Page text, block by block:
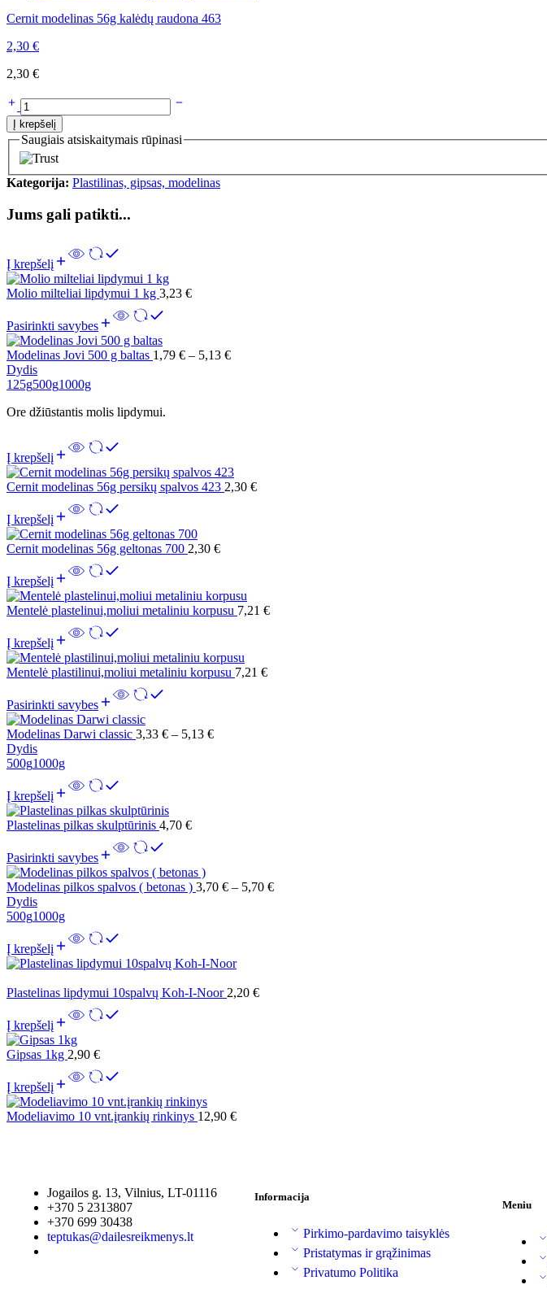
Cernit modelinas 56g kalėdų raudona 463
2,30 €
2,30 €
Į krepšelį
Saugiais atsiskaitymais rūpinasi
Kategorija: Plastilinas, gipsas, modelinas
Jums gali patikti...
Į krepšelį
Molio milteliai lipdymui 1 kg 3,23 €
Pasirinkti savybes
Modelinas Jovi 500 g baltas 1,79 € – 5,13 €
Dydis
125g500g1000g
Ore džiūstantis molis lipdymui.
Į krepšelį
Cernit modelinas 56g persikų spalvos 423 2,30 €
Į krepšelį
Cernit modelinas 56g geltonas 700 2,30 €
Į krepšelį
Mentelė plastelinui,moliui metaliniu korpusu 7,21 €
Į krepšelį
Mentelė plastilinui,moliui metaliniu korpusu 7,21 €
Pasirinkti savybes
Modelinas Darwi classic 3,33 € – 5,13 €
Dydis
500g1000g
Į krepšelį
Plastelinas pilkas skulptūrinis 4,70 €
Pasirinkti savybes
Modelinas pilkos spalvos ( betonas ) 3,70 € – 5,70 €
Dydis
500g1000g
Į krepšelį
Plastelinas lipdymui 10spalvų Koh-I-Noor 2,20 €
Į krepšelį
Gipsas 1kg 2,90 €
Į krepšelį
Modeliavimo 10 vnt.įrankių rinkinys 12,90 €
Jogailos g. 13, Vilnius, LT-01116
+370 5 2313807
+370 699 30438
teptukas@dailesreikmenys.lt
Informacija
Pirkimo-pardavimo taisyklės
Pristatymas ir grąžinimas
Privatumo Politika
Meniu